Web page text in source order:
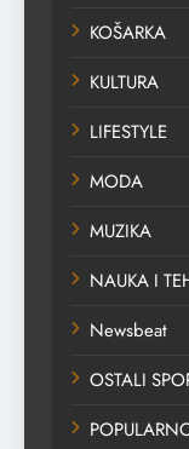
KOŠARKA
KULTURA
LIFESTYLE
MODA
MUZIKA
NAUKA I
Newsbeat
OSTALI